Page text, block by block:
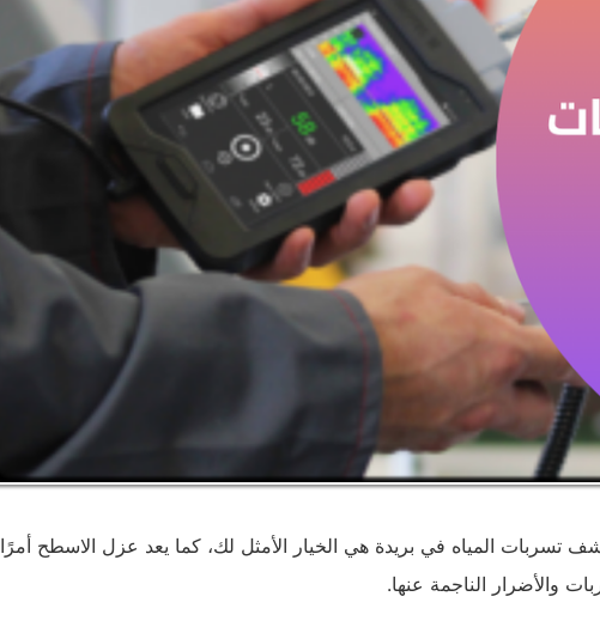
المياه في بريدة هي الخيار الأمثل لك، كما يعد عزل الاسطح أمرًا
والأضرار الناجمة عنها.